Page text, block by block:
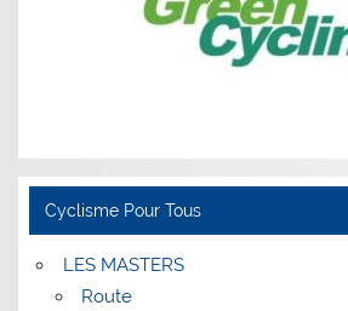
Cyclisme Pour Tous
LES MASTERS
Route